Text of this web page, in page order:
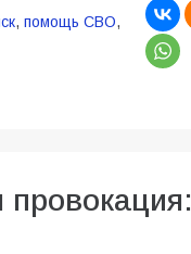
, помощь СВО,